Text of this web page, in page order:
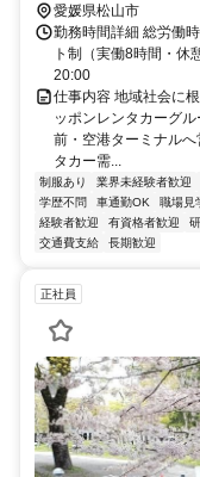
愛媛県松山市
勤務時間詳細 総労働
ト制（実働8時間・休
20:00
仕事内容 地域社会に
ッポンレンタカーグ
前・空港ターミナル
タカー需...
制服あり 業界未経験者歓迎
学歴不問
車通勤OK 職場見
経験者歓迎
有資格者歓迎
交通費支給
長期歓迎
正社員